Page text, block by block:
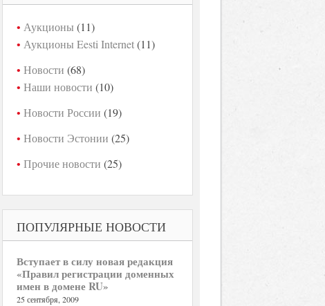
Аукционы (11)
Аукционы Eesti Internet(11)
Новости (68)
Наши новости (10)
Новости России (19)
Новости Эстонии (25)
Прочие новости (25)
ПОПУЛЯРНЫЕ НОВОСТИ
Вступает в силу новая редакция
«Правил регистрации доменных
имен в домене RU»
25 сентября, 2009